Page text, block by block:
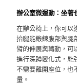
辦公室微運動：坐著
在辦公椅上，你可以
抬腿能鍛鍊腹部與腿
臂的伸展與轉動，可
進行深蹲變化式，能
不需要離開座位，也
量。